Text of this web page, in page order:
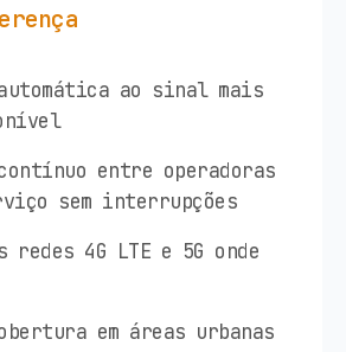
automática ao sinal mais
contínuo entre operadoras
sem interrupções
redes 4G LTE e 5G onde
em áreas urbanas